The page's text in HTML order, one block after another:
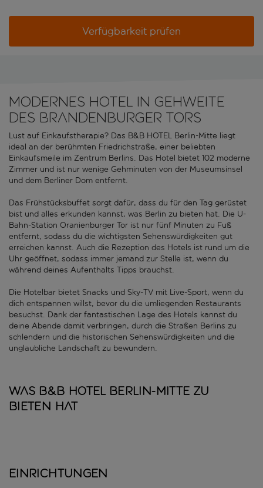
Verfügbarkeit prüfen
Modernes Hotel in Gehweite
des Brandenburger Tors
Lust auf Einkaufstherapie? Das B&B HOTEL Berlin-Mitte liegt
ideal an der berühmten Friedrichstraße, einer beliebten
Einkaufsmeile im Zentrum Berlins. Das Hotel bietet 102 moderne
Zimmer und ist nur wenige Gehminuten von der Museumsinsel
und dem Berliner Dom entfernt.
Das Frühstücksbuffet sorgt dafür, dass du für den Tag gerüstet
bist und alles erkunden kannst, was Berlin zu bieten hat. Die U-
Bahn-Station Oranienburger Tor ist nur fünf Minuten zu Fuß
entfernt, sodass du die wichtigsten Sehenswürdigkeiten gut
erreichen kannst. Auch die Rezeption des Hotels ist rund um die
Uhr geöffnet, sodass immer jemand zur Stelle ist, wenn du
während deines Aufenthalts Tipps brauchst.
Die Hotelbar bietet Snacks und Sky-TV mit Live-Sport, wenn du
dich entspannen willst, bevor du die umliegenden Restaurants
besuchst. Dank der fantastischen Lage des Hotels kannst du
deine Abende damit verbringen, durch die Straßen Berlins zu
schlendern und die historischen Sehenswürdigkeiten und die
unglaubliche Landschaft zu bewundern.
Was B&B HOTEL Berlin-Mitte zu
bieten hat
Einrichtungen